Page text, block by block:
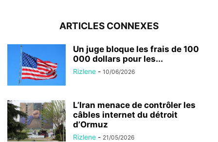
ARTICLES CONNEXES
Un juge bloque les frais de 100
000 dollars pour les...
Rizlene - 10/06/2026
L’Iran menace de contrôler les
câbles internet du détroit
d’Ormuz
Rizlene - 21/05/2026